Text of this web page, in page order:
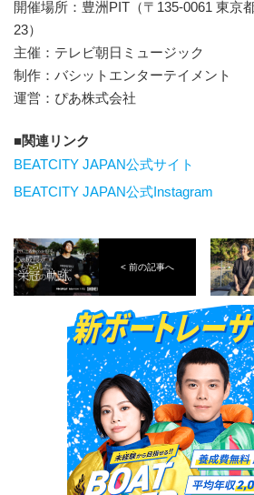
開催場所：豊洲PIT（〒135-0061 東京
23）
主催：テレビ朝日ミュージック
制作：バシットエンターテイメント
運営：ぴあ株式会社
関連リンク
BEATCITY JAPAN公式サイト
BEATCITY JAPAN公式Instagram
< 前の記事へ